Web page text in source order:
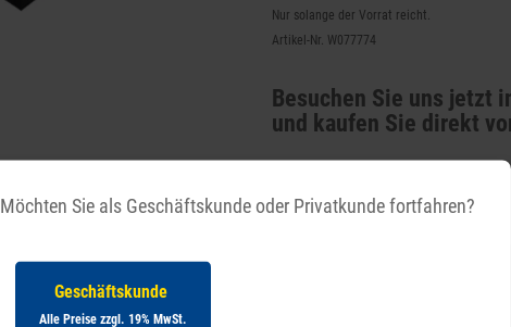
Nur solange der Vorrat reicht.
Artikel-Nr. W077774
Besuchen Sie uns jetzt
und kaufen Sie direkt
Möchten Sie als Geschäftskunde oder Privatkunde fortfahren?
Geschäftskunde
Alle Preise zzgl. 19% MwSt.